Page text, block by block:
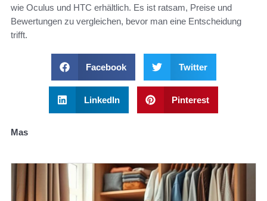
wie Oculus und HTC erhältlich. Es ist ratsam, Preise und
Bewertungen zu vergleichen, bevor man eine Entscheidung
trifft.
Facebook Twitter
LinkedIn Pinterest
Mas